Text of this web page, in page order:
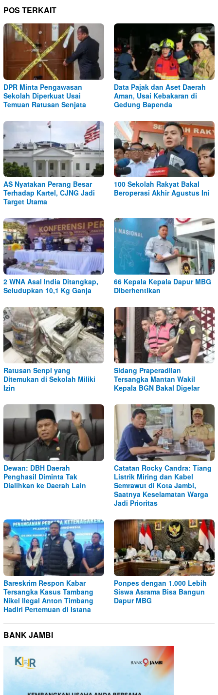
POS TERKAIT
DPR Minta Pengawasan
Sekolah Diperkuat Usai
Temuan Ratusan Senjata
Data Pajak dan Aset Daerah
Aman, Usai Kebakaran di
Gedung Bapenda
AS Nyatakan Perang Besar
Terhadap Kartel, CJNG Jadi
Target Utama
100 Sekolah Rakyat Bakal
Beroperasi Akhir Agustus Ini
2 WNA Asal India Ditangkap,
Seludupkan 10,1 Kg Ganja
66 Kepala Kepala Dapur MBG
Diberhentikan
Ratusan Senpi yang
Ditemukan di Sekolah Miliki
Izin
Sidang Praperadilan
Tersangka Mantan Wakil
Kepala BGN Bakal Digelar
Dewan: DBH Daerah
Penghasil Diminta Tak
Dialihkan ke Daerah Lain
Catatan Rocky Candra: Tiang
Listrik Miring dan Kabel
Semrawut di Kota Jambi,
Saatnya Keselamatan Warga
Jadi Prioritas
Bareskrim Respon Kabar
Tersangka Kasus Tambang
Nikel Ilegal Anton Timbang
Hadiri Pertemuan di Istana
Ponpes dengan 1.000 Lebih
Siswa Asrama Bisa Bangun
Dapur MBG
BANK JAMBI